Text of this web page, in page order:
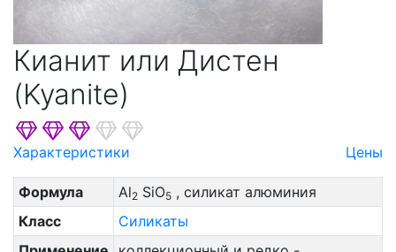
Кианит или Дистен
(Kyanite)
Характеристики Цены
Формула Al2SiO5, силикат алюминия
Класс
Силикаты